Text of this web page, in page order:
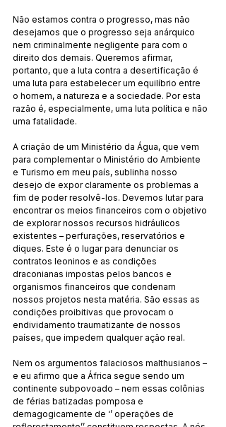
Não estamos contra o progresso, mas não
desejamos que o progresso seja anárquico
nem criminalmente negligente para com o
direito dos demais. Queremos afirmar,
portanto, que a luta contra a desertificação é
uma luta para estabelecer um equilíbrio entre
o homem, a natureza e a sociedade. Por esta
razão é, especialmente, uma luta política e não
uma fatalidade.
A criação de um Ministério da Água, que vem
para complementar o Ministério do Ambiente
e Turismo em meu país, sublinha nosso
desejo de expor claramente os problemas a
fim de poder resolvê-los. Devemos lutar para
encontrar os meios financeiros com o objetivo
de explorar nossos recursos hidráulicos
existentes – perfurações, reservatórios e
diques. Este é o lugar para denunciar os
contratos leoninos e as condições
draconianas impostas pelos bancos e
organismos financeiros que condenam
nossos projetos nesta matéria. São essas as
condições proibitivas que provocam o
endividamento traumatizante de nossos
países, que impedem qualquer ação real.
Nem os argumentos falaciosos malthusianos –
e eu afirmo que a África segue sendo um
continente subpovoado – nem essas colônias
de férias batizadas pomposa e
demagogicamente de ‘’ operações de